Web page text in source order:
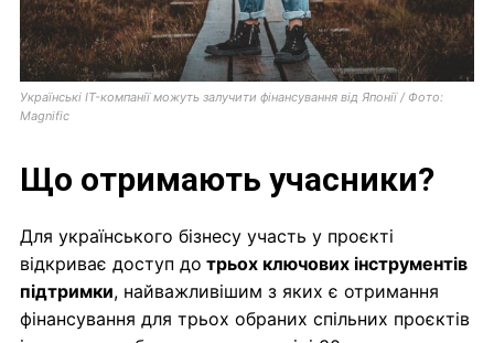
Українські IT-компанії можуть залучити фінансування від Японії / Фото:
Magnific
Що отримають учасники?
Для українського бізнесу участь у проєкті
відкриває доступ до трьох ключових інструментів
підтримки, найважливішим з яких є отримання
фінансування для трьох обраних спільних проєктів